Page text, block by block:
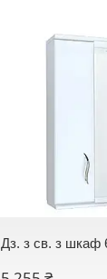
Дз. з св. з шкаф